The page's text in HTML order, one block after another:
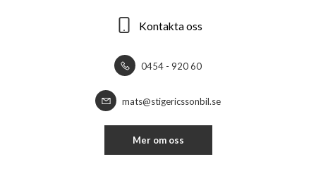
Kontakta oss
0454 - 920 60
mats@stigericssonbil.se
Mer om oss